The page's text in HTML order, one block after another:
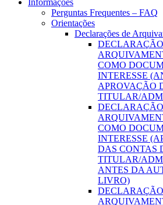
Informações
Perguntas Frequentes – FAQ
Orientações
Declarações de
COMO
INTERESSE
APROVAÇÃO
TITULAR/
COMO
INTERESSE
DAS CONTAS
TITULAR/
ANTES DA
LIVRO)